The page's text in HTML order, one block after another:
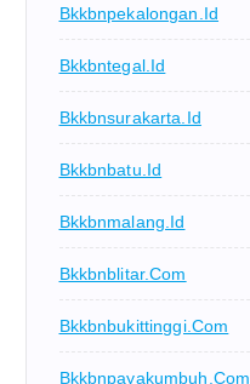
Bkkbnpekalongan.id
Bkkbntegal.id
Bkkbnsurakarta.id
Bkkbnbatu.id
Bkkbnmalang.id
Bkkbnblitar.com
Bkkbnbukittinggi.com
Bkkbnpayakumbuh.com